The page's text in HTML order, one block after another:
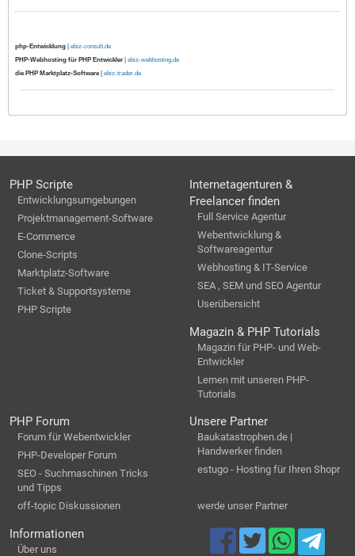
php-Entwicklung | ebiz-consult.de
PHP-Webhosting für PHP Entwickler | ebiz-webhosting.de
die PHP Marktplatz-Software | ebiz-trader.de
PHP Scripte
Entwicklungsumgebungen
Projektmanagement-Software
E-Commerce
Clone-Scripts
Marktplatz-Software
Ticket & Supportsysteme
PHP Scripte
Internetagenturen &
Freelancer finden
Full Service Agentur
Webentwicklung &
Softwareagentur
Webhosting & IT-Service
SEA , SEM und SEO Agentur
Userübersicht
Magazin & PHP Tutorials
Magazin für PHP- und Web-
Entwickler
Lernen mit unseren PHP-
Tutorials
PHP Forum
Forum für Webentwickler
PHP-Developer Forum
SEO - Suchmaschinen Tricks
und Tipps
off-topic Diskussionen
Unsere Partner
Baukatastrophen.de |
Handwerker finden
estugo - Hosting für Ihren Shopr
werde unser Partner
Informationen
Über uns